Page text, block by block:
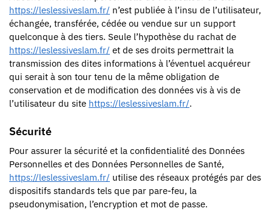
https://leslessiveslam.fr/ n’est publiée à l’insu de l’utilisateur,
échangée, transférée, cédée ou vendue sur un support
quelconque à des tiers. Seule l’hypothèse du rachat de
https://leslessiveslam.fr/ et de ses droits permettrait la
transmission des dites informations à l’éventuel acquéreur
qui serait à son tour tenu de la même obligation de
conservation et de modification des données vis à vis de
l’utilisateur du site https://leslessiveslam.fr/.
Sécurité
Pour assurer la sécurité et la confidentialité des Données
Personnelles et des Données Personnelles de Santé,
https://leslessiveslam.fr/ utilise des réseaux protégés par des
dispositifs standards tels que par pare-feu, la
pseudonymisation, l’encryption et mot de passe.